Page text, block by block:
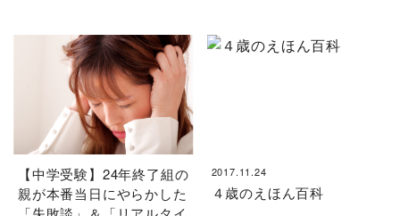
【中学受験】24年終了組の
親が本番当日にやらかした
2017.11.24
４歳のえほん百科